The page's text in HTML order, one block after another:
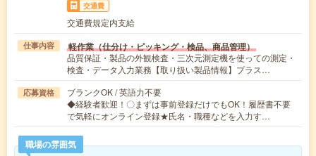
交通費
交通費規定内支給
仕事内容 軽作業（仕分け・ピッキング・検品、商品管理）
品質保証・製品の外観検査・三次元測定機を使っての測定・
検査・データ入力業務【取り扱い製品情報】プラス…
応募資格
ブランクOK / 英語力不要
◆経験者歓迎！〇まずは事前登録だけでもOK！履歴書不要
で気軽にオンライン登録★氏名・職種などを入力す…
職場の雰囲気